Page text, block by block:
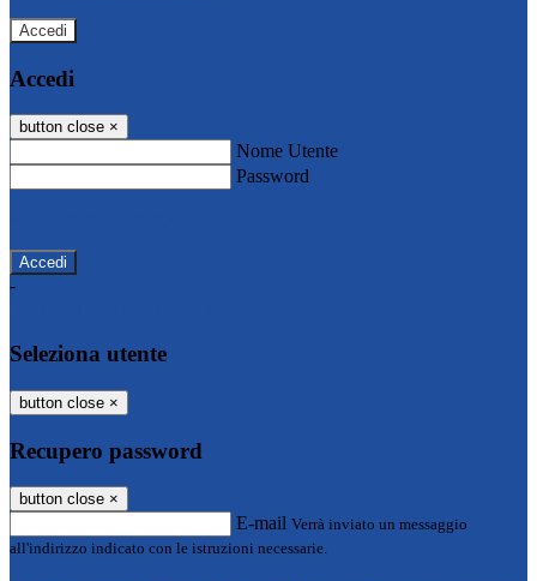
Accedi
Accedi
button close ×
Nome Utente
Password
-
Seleziona utente
button close ×
Recupero password
button close ×
E-mail Verrà inviato un messaggio
all'indirizzo indicato con le istruzioni necessarie.